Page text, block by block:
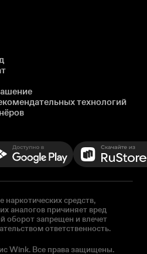
технологий
наркотических средств,
аналогов причиняет вред
оборот запрещен и влечет
ответственность.
Wink. Все права защищены.